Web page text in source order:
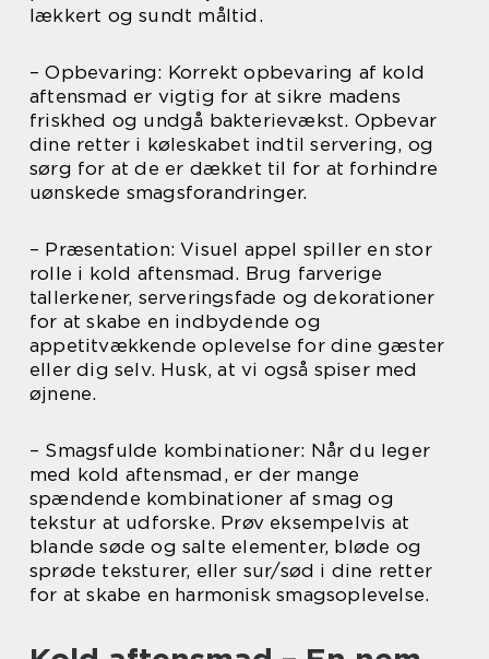
lækkert og sundt måltid.
– Opbevaring: Korrekt opbevaring af kold
aftensmad er vigtig for at sikre madens
friskhed og undgå bakterievækst. Opbevar
dine retter i køleskabet indtil servering, og
sørg for at de er dækket til for at forhindre
uønskede smagsforandringer.
– Præsentation: Visuel appel spiller en stor
rolle i kold aftensmad. Brug farverige
tallerkener, serveringsfade og dekorationer
for at skabe en indbydende og
appetitvækkende oplevelse for dine gæster
eller dig selv. Husk, at vi også spiser med
øjnene.
– Smagsfulde kombinationer: Når du leger
med kold aftensmad, er der mange
spændende kombinationer af smag og
tekstur at udforske. Prøv eksempelvis at
blande søde og salte elementer, bløde og
sprøde teksturer, eller sur/sød i dine retter
for at skabe en harmonisk smagsoplevelse.